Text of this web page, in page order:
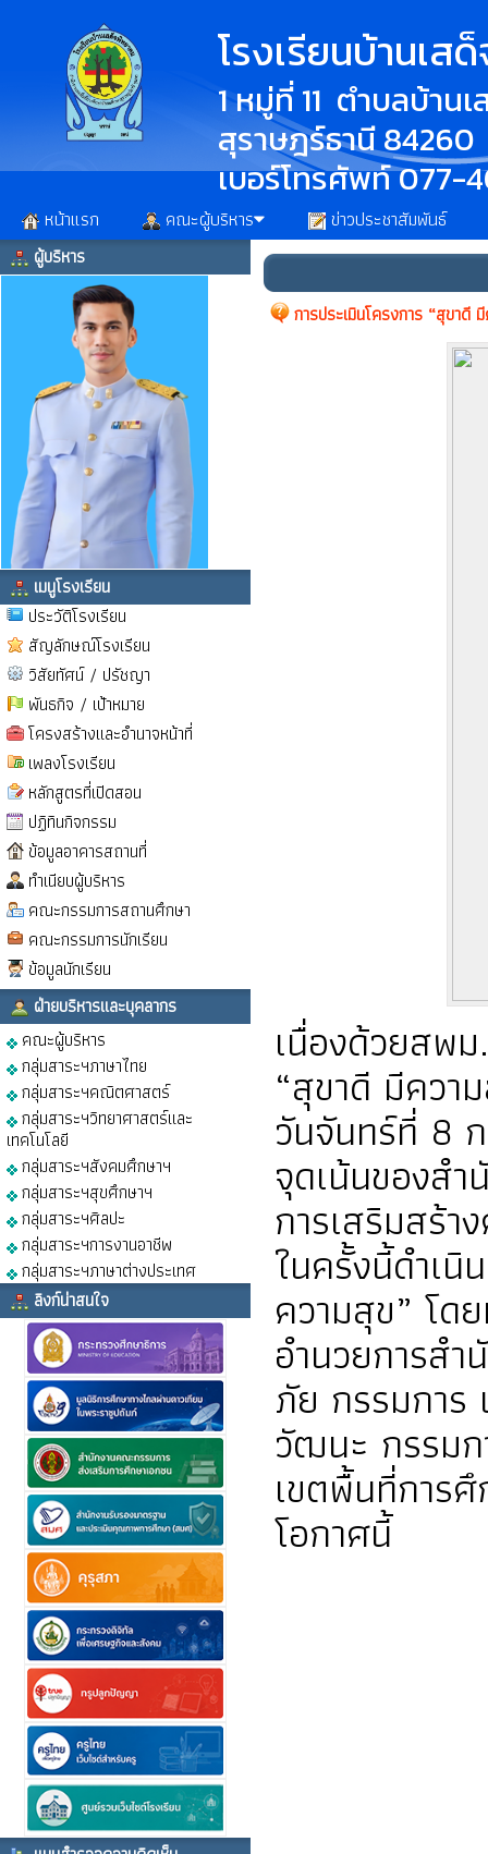
โรงเรียนบ้านเส
1 หมู่ที่ 11 ตำบลบ้าน
สุราษฎร์ธานี 84260
เบอร์โทรศัพท์ 077-
หน้าแรก คณะผู้บริหาร ข่าวประชาสัมพันธ์
ผู้บริหาร
เมนูโรงเรียน
ประวัติโรงเรียน
สัญลักษณ์โรงเรียน
วิสัยทัศน์ / ปรัชญา
พันธกิจ / เป้าหมาย
โครงสร้างและอำนาจหน้าที่
เพลงโรงเรียน
หลักสูตรที่เปิดสอน
ปฏิทินกิจกรรม
ข้อมูลอาคารสถานที่
ทำเนียบผู้บริหาร
คณะกรรมการสถานศึกษา
คณะกรรมการนักเรียน
ข้อมูลนักเรียน
ฝ่ายบริหารและบุคลากร
คณะผู้บริหาร
กลุ่มสาระฯภาษาไทย
กลุ่มสาระฯคณิตศาสตร์
กลุ่มสาระฯวิทยาศาสตร์และ
เทคโนโลยี
กลุ่มสาระฯสังคมศึกษาฯ
กลุ่มสาระฯสุขศึกษาฯ
กลุ่มสาระฯศิลปะ
กลุ่มสาระฯการงานอาชีพ
กลุ่มสาระฯภาษาต่างประเทศ
ลิงก์น่าสนใจ
การประเมินโครงการ “สุขาดี
เนื่องด้วยสพ
“สุขาดี มีควา
วันจันทร์ที่ 8
จุดเน้นของส
การเสริมสร้
ในครั้งนี้ดำเ
ความสุข” โด
อำนวยการส
ภัย กรรมการ
วัฒนะ กรรมก
เขตพื้นที่การ
โอกาศนี้